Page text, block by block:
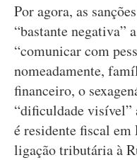
Por agora, as
“bastante negativa”
“comunicar com
nomeadamente,
financeiro, o
“dificuldade visível”
é residente fiscal
ligação tributária à